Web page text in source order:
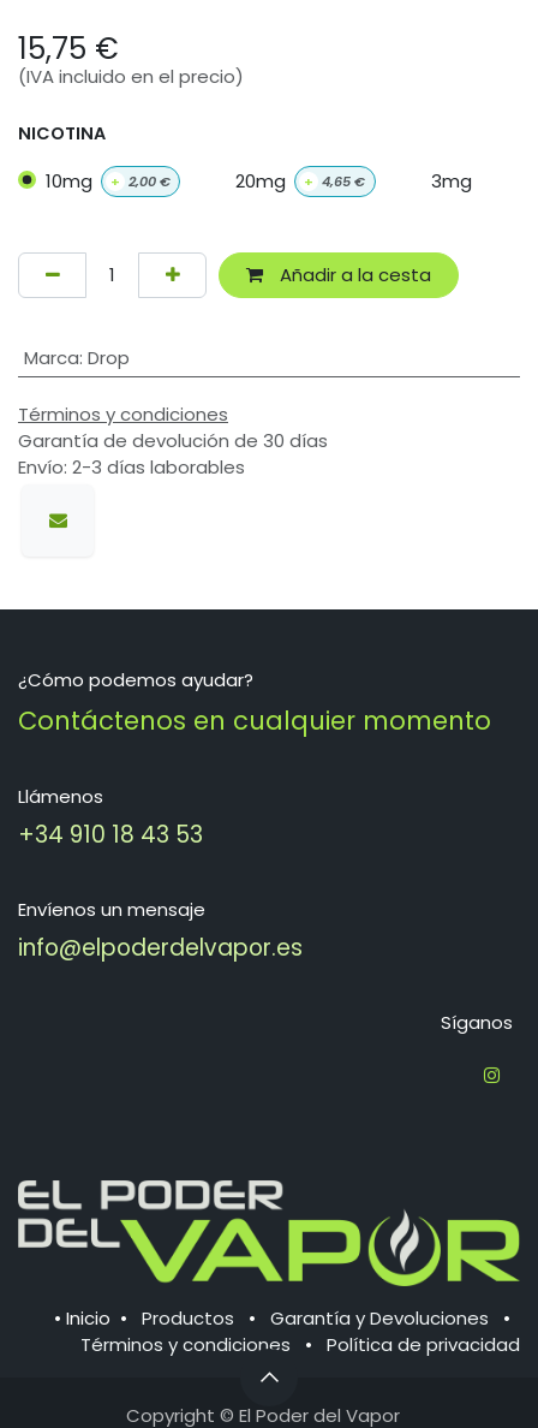
15,75 €
(IVA incluido en el precio)
NICOTINA
10mg + 2,00€ 20mg + 4,65€ 3mg
Añadir a la cesta
Marca: Drop
Términos y condiciones
Garantía de devolución de 30 días
Envío: 2-3 días laborables
¿Cómo podemos ayudar?
Contáctenos en cualquier momento
Llámenos
+34 910 18 43 53
Envíenos un mensaje
info@elpoderdelvapor.es
Síganos
• Inicio • Productos • Garantía y Devoluciones
•
Términos y condiciones
• Política de ​privacidad
Copyright © El Poder del Vapor